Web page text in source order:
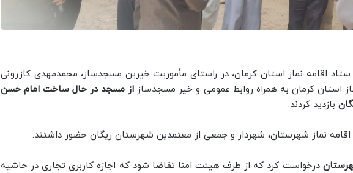
اقامه نماز استان کرمان، در راستای مأموریت خیرین مسجدساز، محمدمهدی کازرونی
استان کرمان به همراه روابط عمومی و خیر مسجدساز از مسجد در حال ساخت امام حسن
بازدید کردند.
اقامه نماز شهرستان، شهردار و جمعی از معتمدین شهرستان ریگان حضور داشتند.
درخواست کرد که از طرف هیئت امنا تقاضا شود که اجازه کاربری تجاری در حاشیه